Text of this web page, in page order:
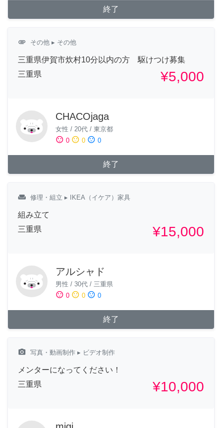
終了
attachment その他 ▸ その他
三重県伊賀市炊村10分以内の方 駆けつけ募集
三重県
¥5,000
CHACOjaga
女性 / 20代 / 東京都
sentiment_satisfied 0 sentiment_neutral 0 sentiment_dissatisfied 0
終了
weekend 修理・組立 ▸ IKEA（イケア）家具
組み立て
三重県
¥15,000
アルシャド
男性 / 30代 / 三重県
sentiment_satisfied 0 sentiment_neutral 0 sentiment_dissatisfied 0
終了
camera_alt 写真・動画制作 ▸ ビデオ制作
メンターになってください！
三重県
¥10,000